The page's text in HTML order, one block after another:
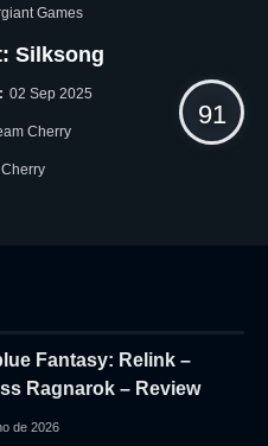
Games
Silksong
02 Sep 2025
Cherry
91
Fantasy: Relink –
Ragnarok – Review
de 2026